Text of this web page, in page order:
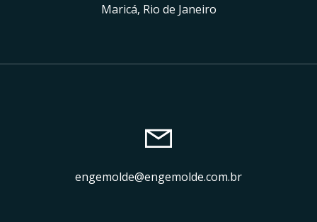
Maricá, Rio de Janeiro
engemolde@engemolde.com.br